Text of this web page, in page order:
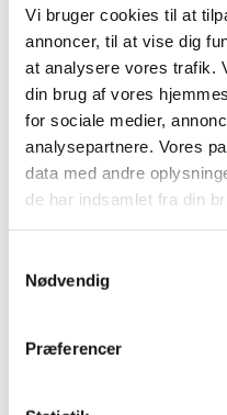
Vi bruger cookies til at
annoncer, til at vise dig
at analysere vores trafik.
din brug af vores
for sociale medier,
analysepartnere. Vores
data med andre
de har indsamlet fra din
Nødvendig
Præferencer
2018 (150)
2017 (167)
2016 (167)
2015 (33)
2014 (44)
2013 (49)
2012 (44)
2011 (13)
2009 (14)
november (1)
september (2)